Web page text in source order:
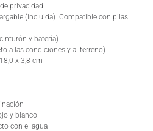
privacidad
(incluida). Compatible con pilas
y batería)
a las condiciones y al terreno)
x 3,8 cm
y blanco
con el agua